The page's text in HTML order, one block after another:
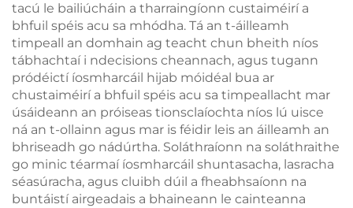
tacú le bailiúcháin a tharraingíonn custaiméirí a
bhfuil spéis acu sa mhódha. Tá an t-áilleamh
timpeall an domhain ag teacht chun bheith níos
tábhachtaí i ndecisions cheannach, agus tugann
pródéictí íosmharcáil hijab móidéal bua ar
chustaiméirí a bhfuil spéis acu sa timpeallacht mar
úsáideann an próiseas tionsclaíochta níos lú uisce
ná an t-ollainn agus mar is féidir leis an áilleamh an
bhriseadh go nádúrtha. Soláthraíonn na soláthraithe
go minic téarmaí íosmharcáil shuntasacha, lasracha
séasúracha, agus cluibh dúil a fheabhsaíonn na
buntáistí airgeadais a bhaineann le cainteanna